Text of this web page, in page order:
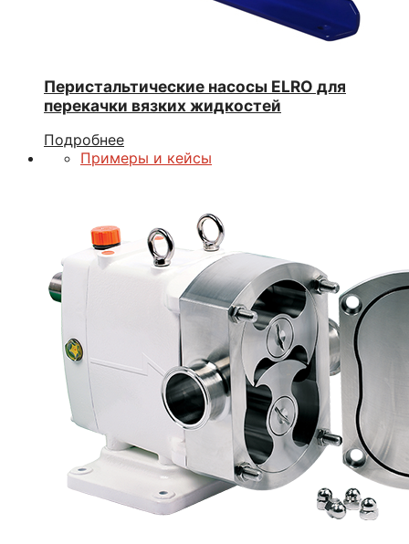
Перистальтические насосы ELRO для
перекачки вязких жидкостей
Подробнее
Примеры и кейсы